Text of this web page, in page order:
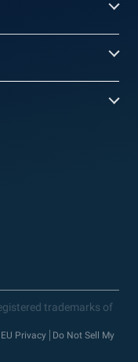
trademarks of
EU Privacy
Do Not Sell My